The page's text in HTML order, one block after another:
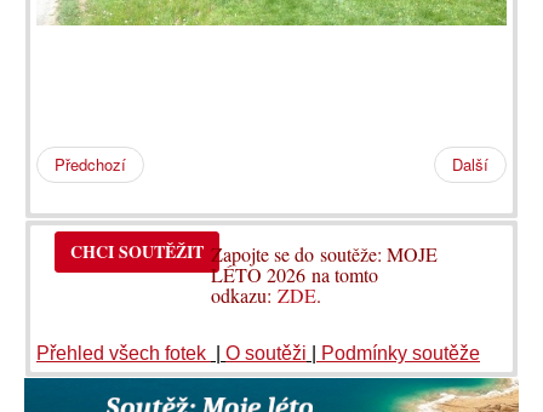
Předchozí Další
CHCI SOUTĚŽIT Zapojte se do soutěže: MOJE
LÉTO 2026 na tomto
odkazu:ZDE.
Přehled všech fotek O soutěži Podmínky soutěže